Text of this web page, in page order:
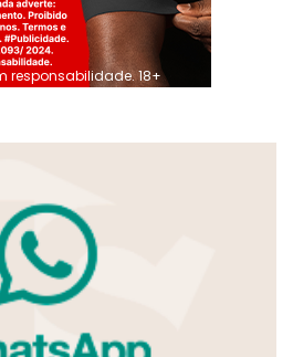
responsabilidade. 18+